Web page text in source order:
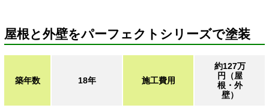
屋根と外壁をパーフェクトシリーズで塗装
築年数 18年 施工費用
約127万
円（屋
根・外
壁）